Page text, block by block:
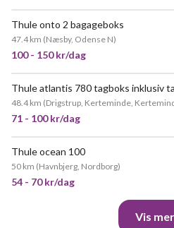
Thule onto 2 bagageboks
47.4 km (Næsby, Odense N)
100 - 150 kr/dag
Thule atlantis 780 tagboks inklusiv
48.4 km (Drigstrup, Kerteminde,
71 - 100 kr/dag
Thule ocean 100
50 km (Havnbjerg, Nordborg)
54 - 70 kr/dag
Vis